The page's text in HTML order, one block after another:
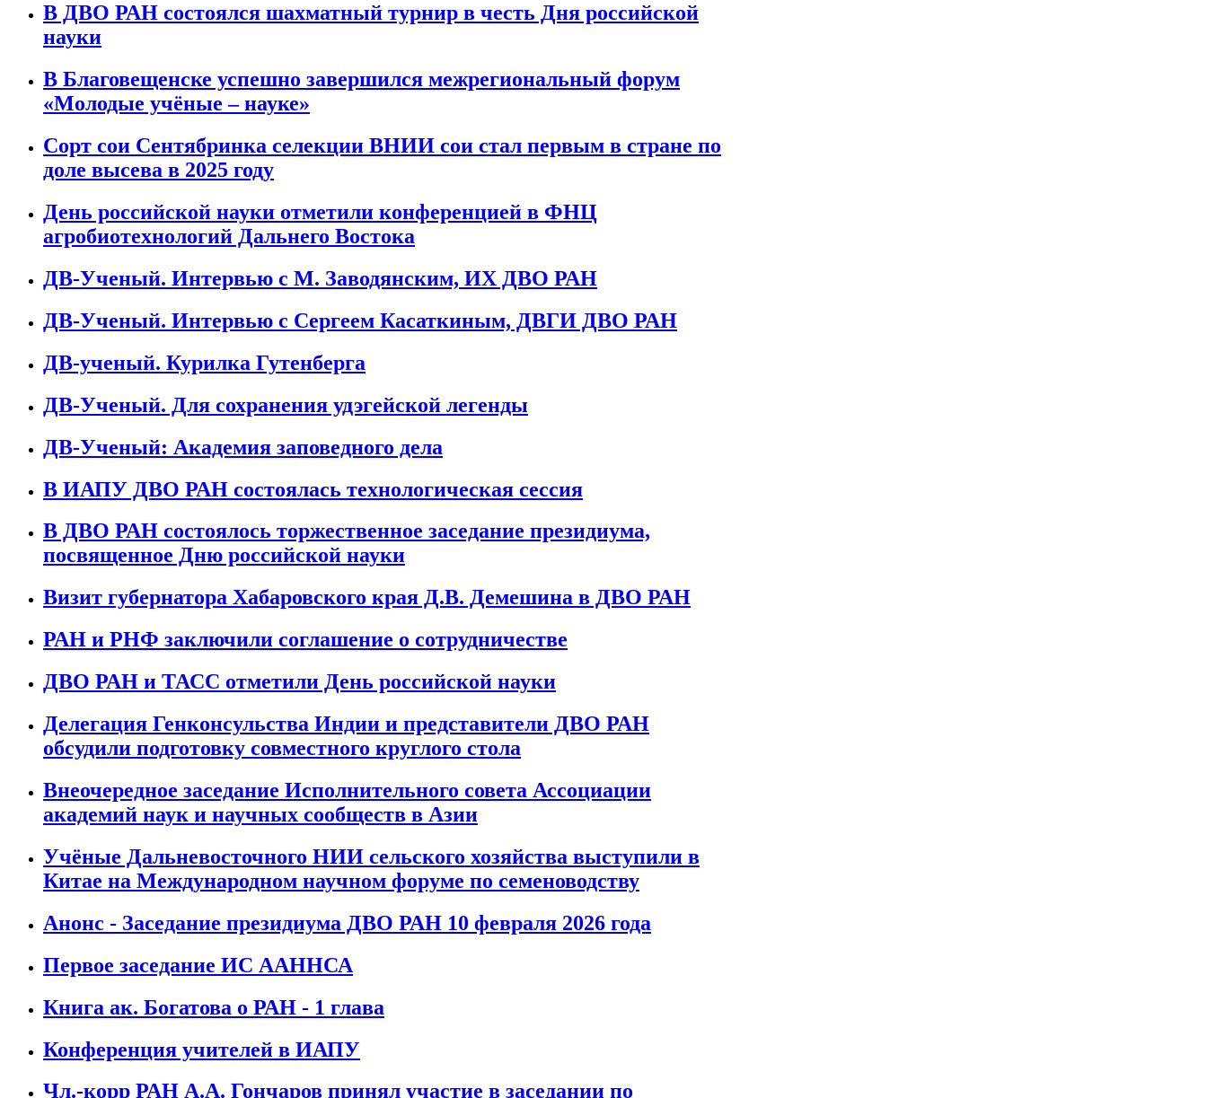
В ДВО РАН состоялся шахматный турнир в честь Дня российской
науки
В Благовещенске успешно завершился межрегиональный форум
«Молодые учёные – науке»
Сорт сои Сентябринка селекции ВНИИ сои стал первым в стране по
доле высева в 2025 году
День российской науки отметили конференцией в ФНЦ
агробиотехнологий Дальнего Востока
ДВ-Ученый. Интервью с М. Заводянским, ИХ ДВО РАН
ДВ-Ученый. Интервью с Сергеем Касаткиным, ДВГИ ДВО РАН
ДВ-ученый. Курилка Гутенберга
ДВ-Ученый. Для сохранения удэгейской легенды
ДВ-Ученый: Академия заповедного дела
В ИАПУ ДВО РАН состоялась технологическая сессия
В ДВО РАН состоялось торжественное заседание президиума,
посвященное Дню российской науки
Визит губернатора Хабаровского края Д.В. Демешина в ДВО РАН
РАН и РНФ заключили соглашение о сотрудничестве
ДВО РАН и ТАСС отметили День российской науки
Делегация Генконсульства Индии и представители ДВО РАН
обсудили подготовку совместного круглого стола
Внеочередное заседание Исполнительного совета Ассоциации
академий наук и научных сообществ в Азии
Учёные Дальневосточного НИИ сельского хозяйства выступили в
Китае на Международном научном форуме по семеноводству
Анонс - Заседание президиума ДВО РАН 10 февраля 2026 года
Первое заседание ИС ААННСА
Книга ак. Богатова о РАН - 1 глава
Конференция учителей в ИАПУ
Чл.-корр РАН А.А. Гончаров принял участие в заседании по